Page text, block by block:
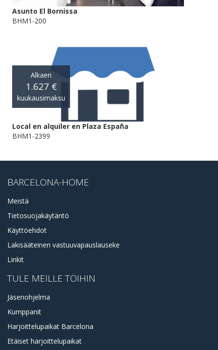
Asunto El Bornissa
BHM1-200
Alkaen
1.627 €
kuukausimaksu
Local en alquiler en Plaza España
BHM1-2399
BARCELONA-HOME
Meistä
Tietosuojakäytäntö
Käyttöehdot
Lakisääteinen vastuuvapauslauseke
Linkit
TULE MEILLE TÖIHIN
Jäsenohjelma
Kumppanit
Harjoittelupaikat Barcelona
Etäiset harjoittelupaikat